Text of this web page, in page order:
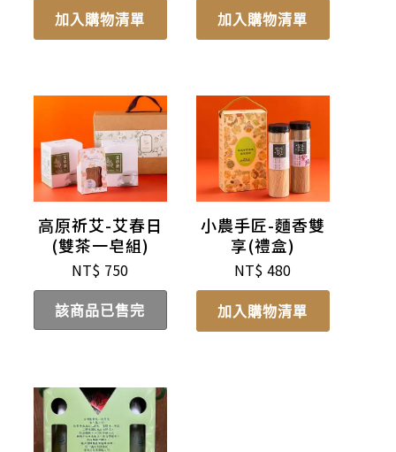
加入購物清單 加入購物清單
高原祈艾-艾春日
(雙茶一皂組)
NT$ 750
該商品已售完
小農手匠-麵香雙
享(禮盒)
NT$ 480
加入購物清單